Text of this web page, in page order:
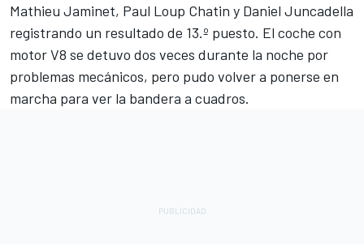
Mathieu Jaminet, Paul Loup Chatin y Daniel Juncadella
registrando un resultado de 13.º puesto. El coche con
motor V8 se detuvo dos veces durante la noche por
problemas mecánicos, pero pudo volver a ponerse en
marcha para ver la bandera a cuadros.